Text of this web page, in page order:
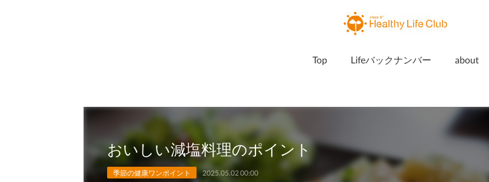
Top Lifeバックナンバー about
おいしい減塩料理のポイント
季節の健康ワンポイント 2025.05.02 00:00